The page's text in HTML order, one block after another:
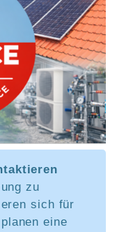
zu
sich für
eine